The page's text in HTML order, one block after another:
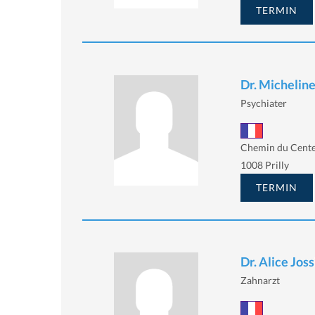
TERMIN
Dr.
Psychiater
Chemin du
1008 Prilly
TERMIN
Dr. Alice
Zahnarzt